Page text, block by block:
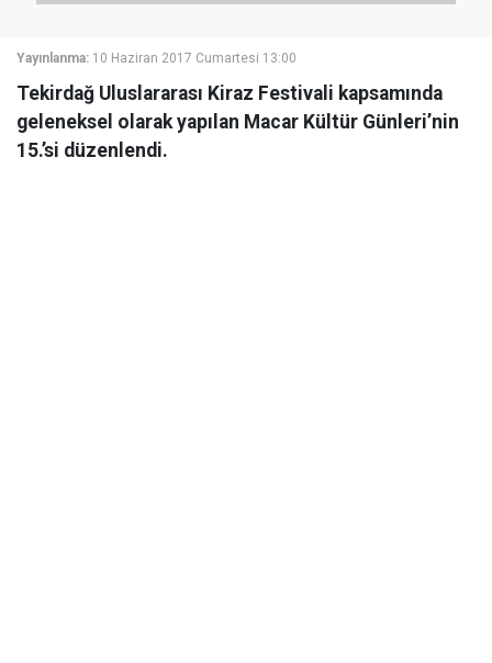
Yayınlanma: 10 Haziran 2017 Cumartesi 13:00
Tekirdağ Uluslararası Kiraz Festivali kapsamında
geleneksel olarak yapılan Macar Kültür Günleri’nin
15.’si düzenlendi.